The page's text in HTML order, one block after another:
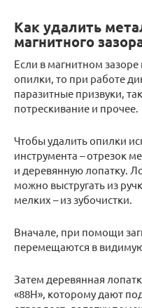
Как удалить
магнитного
Если в магнитном
опилки, то при работе
паразитные призвуки,
потрескивание и прочее.
Чтобы удалить опилки
инструмента – отрезок
и деревянную лопатку.
можно выстругать из
мелких – из зубочистки.
Вначале, при помощи
перемещаются в
Затем деревянная
«88Н», которому дают